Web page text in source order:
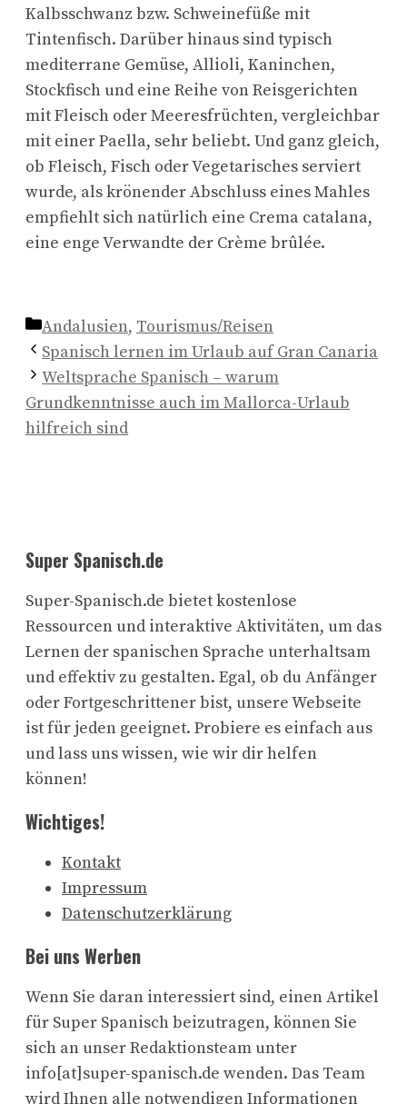
Kalbsschwanz bzw. Schweinefüße mit
Tintenfisch. Darüber hinaus sind typisch
mediterrane Gemüse, Allioli, Kaninchen,
Stockfisch und eine Reihe von Reisgerichten
mit Fleisch oder Meeresfrüchten, vergleichbar
mit einer Paella, sehr beliebt. Und ganz gleich,
ob Fleisch, Fisch oder Vegetarisches serviert
wurde, als krönender Abschluss eines Mahles
empfiehlt sich natürlich eine Crema catalana,
eine enge Verwandte der Crème brûlée.
Kategorien
Andalusien, Tourismus/Reisen
Spanisch lernen im Urlaub auf Gran Canaria
Weltsprache Spanisch – warum
Grundkenntnisse auch im Mallorca-Urlaub
hilfreich sind
Super Spanisch.de
Super-Spanisch.de bietet kostenlose
Ressourcen und interaktive Aktivitäten, um das
Lernen der spanischen Sprache unterhaltsam
und effektiv zu gestalten. Egal, ob du Anfänger
oder Fortgeschrittener bist, unsere Webseite
ist für jeden geeignet. Probiere es einfach aus
und lass uns wissen, wie wir dir helfen
können!
Wichtiges!
Kontakt
Impressum
Datenschutzerklärung
Bei uns Werben
Wenn Sie daran interessiert sind, einen Artikel
für Super Spanisch beizutragen, können Sie
sich an unser Redaktionsteam unter
info[at]super-spanisch.de wenden. Das Team
wird Ihnen alle notwendigen Informationen